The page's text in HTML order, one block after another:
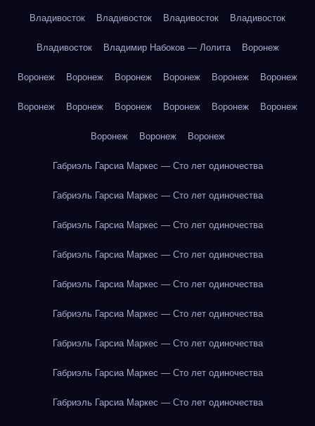
Владивосток Владивосток Владивосток Владивосток
Владивосток Владимир Набоков — Лолита Воронеж
Воронеж Воронеж Воронеж Воронеж Воронеж Воронеж
Воронеж Воронеж Воронеж Воронеж Воронеж Воронеж
Воронеж Воронеж Воронеж
Габриэль Гарсиа Маркес — Сто лет одиночества
Габриэль Гарсиа Маркес — Сто лет одиночества
Габриэль Гарсиа Маркес — Сто лет одиночества
Габриэль Гарсиа Маркес — Сто лет одиночества
Габриэль Гарсиа Маркес — Сто лет одиночества
Габриэль Гарсиа Маркес — Сто лет одиночества
Габриэль Гарсиа Маркес — Сто лет одиночества
Габриэль Гарсиа Маркес — Сто лет одиночества
Габриэль Гарсиа Маркес — Сто лет одиночества